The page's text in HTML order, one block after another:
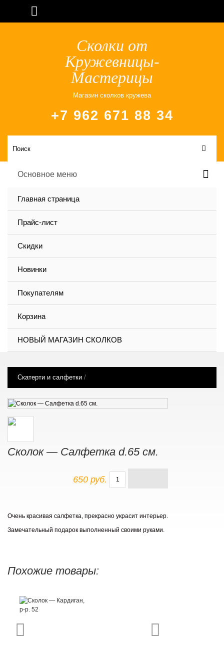
Сколки от
Кружевницы-
Мастерицы
Магазин сколков кружева
+7 962 671 88 34
Основное меню
Главная страница
Прайс-лист
Скидки
Новинки
Покупателям
Корзина
НОВЫЙ МАГАЗИН СКОЛКОВ
Скатерти и салфетки /
Сколок — Салфетка d.65 см.
650 руб.
Очень красивая салфетка, прекрасно украсит интерьер.
Замечательный подарок выполненный своими руками.
Похожие товары: